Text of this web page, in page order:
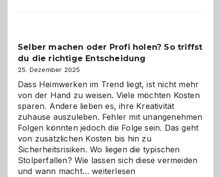
Herausforderungen
und
Zukunft
Selber machen oder Profi holen? So triffst
du die richtige Entscheidung
25. Dezember 2025
Dass Heimwerken im Trend liegt, ist nicht mehr
von der Hand zu weisen. Viele möchten Kosten
sparen. Andere lieben es, ihre Kreativität
zuhause auszuleben. Fehler mit unangenehmen
Folgen könnten jedoch die Folge sein. Das geht
von zusätzlichen Kosten bis hin zu
Sicherheitsrisiken. Wo liegen die typischen
Stolperfallen? Wie lassen sich diese vermeiden
und wann macht…Selber
weiterlesen